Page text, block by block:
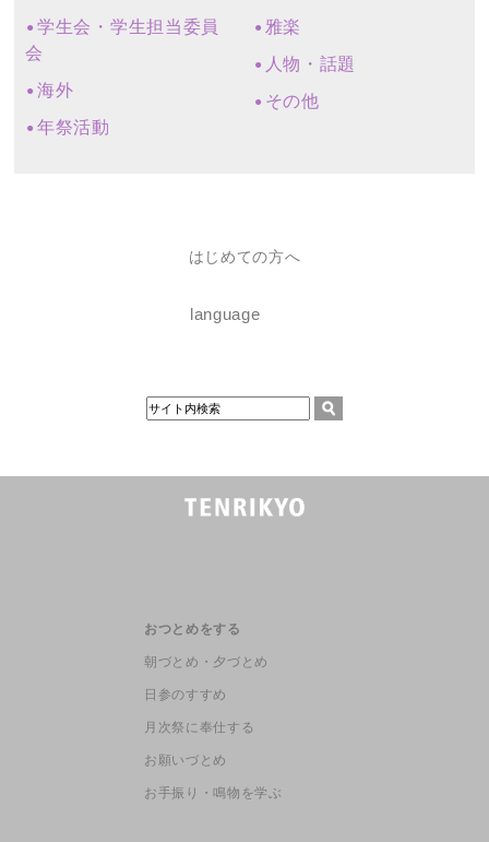
学生会・学生担当委員
会
海外
年祭活動
雅楽
人物・話題
その他
はじめての方へ
language
おつとめをする
朝づとめ・夕づとめ
日参のすすめ
月次祭に奉仕する
お願いづとめ
お手振り・鳴物を学ぶ